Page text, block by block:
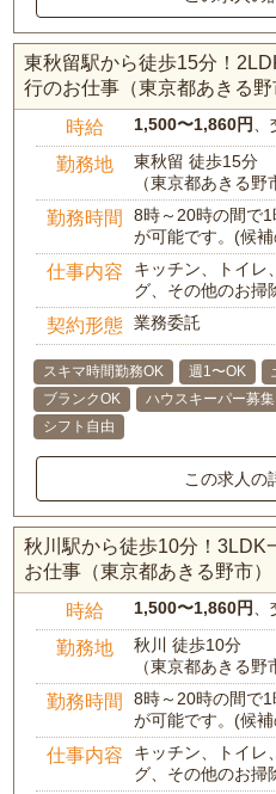
東秋留駅から徒歩15分！
行のお仕事（東京都あきる野
時給 1,500〜1,860円
勤務地
東秋留 徒歩15分
（東京都あきる野
勤務時間
8時～20時の間で
が可能です。(候
仕事内容
キッチン、トイレ
グ、その他のお掃
契約形態 業務委託
スキマ時間勤務OK 週1〜OK
ブランクOK
ハウスキーパー募集
シフト自由
この求人の
秋川駅から徒歩10分！3LDK
お仕事（東京都あきる野市）
時給 1,500〜1,860円
勤務地
秋川 徒歩10分
（東京都あきる野
勤務時間
8時～20時の間で
が可能です。(候
仕事内容
キッチン、トイレ
グ、その他のお掃